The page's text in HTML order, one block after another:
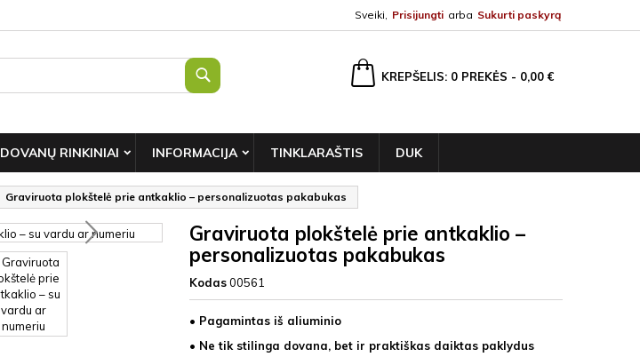
Sveiki, Prisijungti arba Sukurti paskyrą
KREPŠELIS 0 PREKĖS - 0,00 €
DOVANŲ RINKINIAI INFORMACIJA TINKLARAŠTIS DUK
Graviruota plokštelė prie antkaklio – personalizuotas pakabukas
Graviruota plokštelė prie antkaklio –
personalizuotas pakabukas
Kodas00561
• Pagamintas iš aliuminio
• Ne tik stilinga dovana, bet ir praktiškas daiktas paklydus